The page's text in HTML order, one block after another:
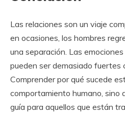
Las relaciones son un viaje
en ocasiones, los hombres
una separación. Las
pueden ser demasiado fuertes
Comprender por qué sucede
comportamiento humano, sino
guía para aquellos que están